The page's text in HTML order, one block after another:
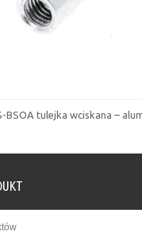
BSOA tulejka wciskana –